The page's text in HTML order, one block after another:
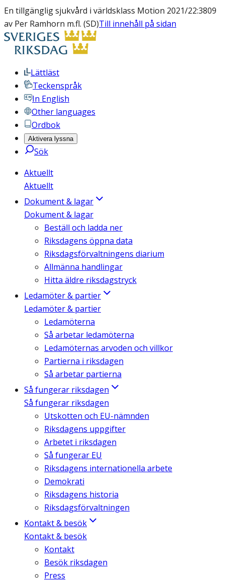
En tillgänglig sjukvård i världsklass Motion 2021/22:3809
av Per Ramhorn m.fl. (SD)Till innehåll på sidan
Lättläst
Teckenspråk
In English
Other languages
Ordbok
Aktivera lyssna
Sök
Aktuellt
Aktuellt
Dokument & lagar
Dokument & lagar
Beställ och ladda ner
Riksdagens öppna data
Riksdagsförvaltningens diarium
Allmänna handlingar
Hitta äldre riksdagstryck
Ledamöter & partier
Ledamöter & partier
Ledamöterna
Så arbetar ledamöterna
Ledamöternas arvoden och villkor
Partierna i riksdagen
Så arbetar partierna
Så fungerar riksdagen
Så fungerar riksdagen
Utskotten och EU-nämnden
Riksdagens uppgifter
Arbetet i riksdagen
Så fungerar EU
Riksdagens internationella arbete
Demokrati
Riksdagens historia
Riksdagsförvaltningen
Kontakt & besök
Kontakt & besök
Kontakt
Besök riksdagen
Press